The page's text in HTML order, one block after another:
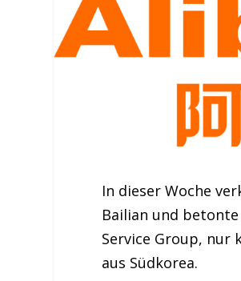
In dieser Woche
Bailian und betonte
Service Group, nur
aus Südkorea.